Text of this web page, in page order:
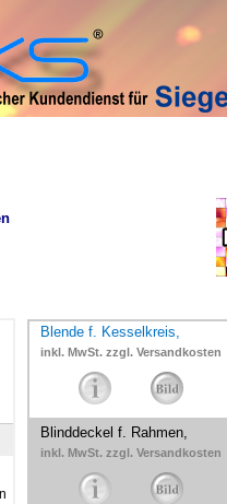
Blende f. Kesselkreis,
inkl. MwSt. zzgl. Versandkosten
Blinddeckel f. Rahmen,
inkl. MwSt. zzgl. Versandkosten